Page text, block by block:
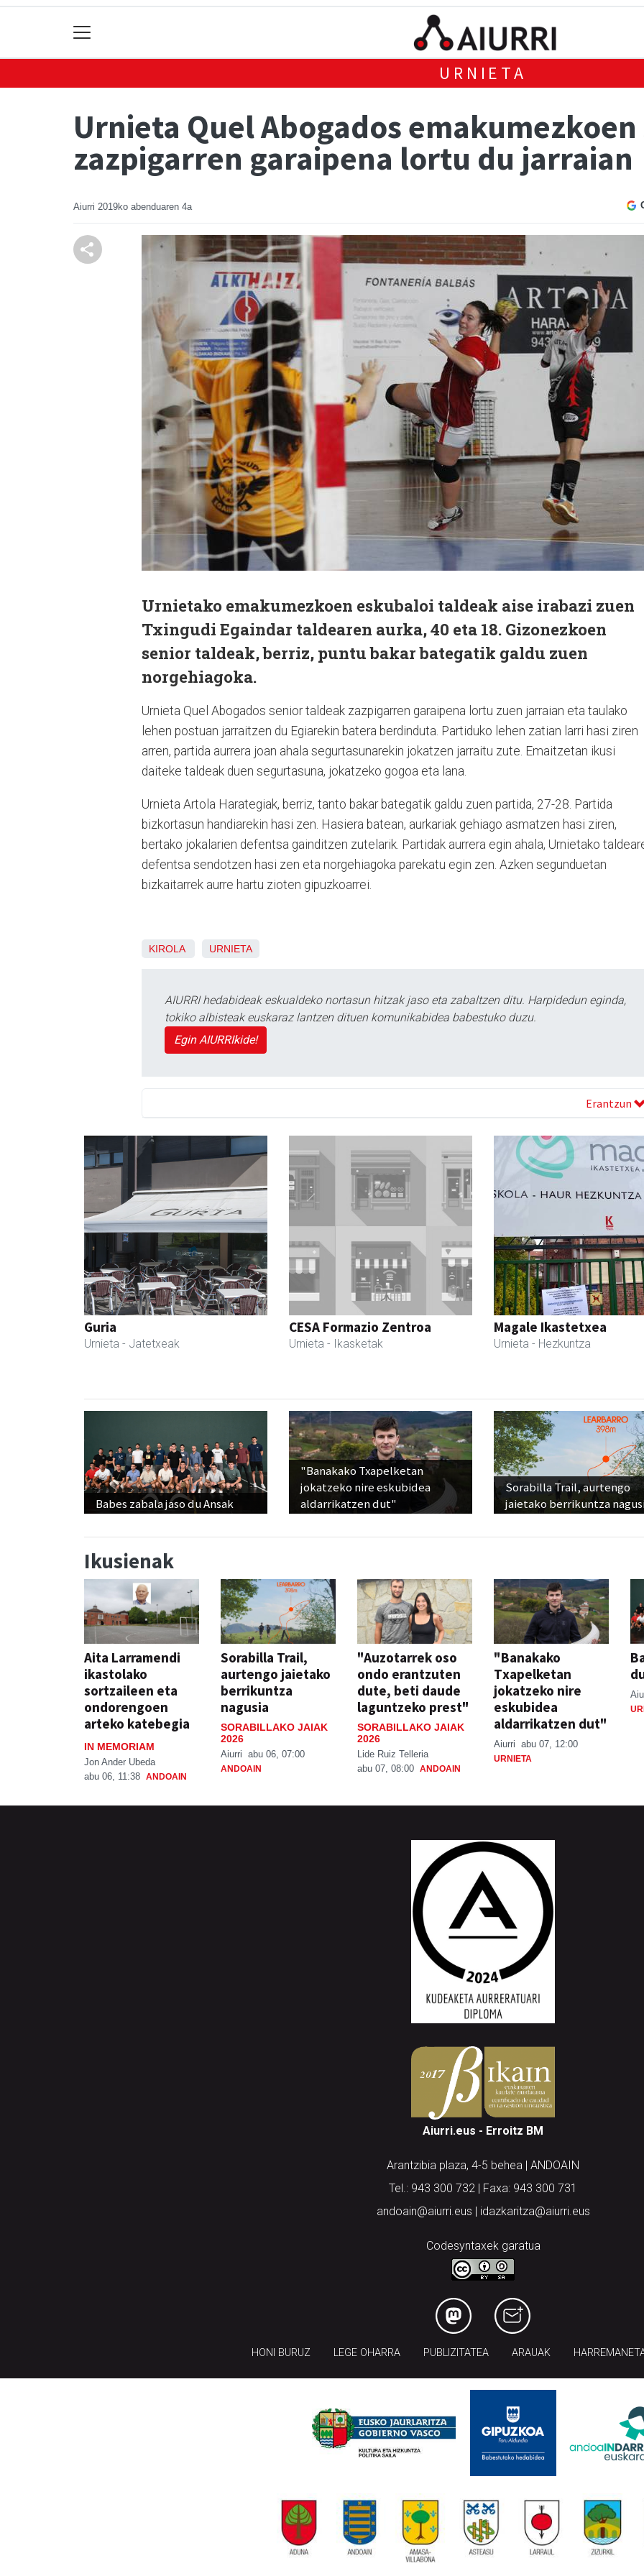
URNIETA
Urnieta Quel Abogados
zazpigarren garaipena lortu du jarraian
Aiurri 2019ko abenduaren 4a
Urnietako emakumezkoen eskubaloi taldeak aise irabazi zuen
Txingudi Egaindar taldearen aurka, 40 eta 18. Gizonezkoen
senior taldeak, berriz, puntu bakar bategatik galdu zuen
norgehiagoka.
Urnieta Quel Abogados senior taldeak zazpigarren garaipena lortu zuen jarraian eta taulako
lehen postuan jarraitzen du Egiarekin batera berdinduta. Partiduko lehen zatian larri hasi ziren
arren, partida aurrera joan ahala segurtasunarekin jokatzen jarraitu zute. Emaitzetan ikusi
daiteke taldeak duen segurtasuna, jokatzeko gogoa eta lana.
Urnieta Artola Harategiak, berriz, tanto bakar bategatik galdu zuen partida, 27-28. Partida
bizkortasun handiarekin hasi zen. Hasiera batean, aurkariak gehiago asmatzen hasi ziren,
bertako jokalarien defentsa gainditzen zutelarik. Partidak aurrera egin ahala, Urnietako
defentsa sendotzen hasi zen eta norgehiagoka parekatu egin zen. Azken segunduetan
bizkaitarrek aurre hartu zioten gipuzkoarrei.
KIROLA URNIETA
AIURRI hedabideak eskualdeko nortasun hitzak jaso eta zabaltzen ditu. Harpidedun eginda,
tokiko albisteak euskaraz lantzen dituen komunikabidea babestuko duzu.
Egin AIURRIkide!
Erantzun
Guria
Urnieta - Jatetxeak
CESA Formazio Zentroa
Urnieta - Ikasketak
Magale Ikastetxea
Urnieta - Hezkuntza
Babes zabala jaso du Ansak
"Banakako Txapelketan
jokatzeko nire eskubidea
aldarrikatzen dut"
Sorabilla Trail, aurtengo
jaietako berrikuntza
Ikusienak
Aita Larramendi
ikastolako
sortzaileen eta
ondorengoen
arteko katebegia
IN MEMORIAM
Jon Ander Ubeda
abu 06, 11:38 ANDOAIN
Sorabilla Trail,
aurtengo jaietako
berrikuntza
nagusia
SORABILLAKO JAIAK
2026
Aiurri abu 06, 07:00
ANDOAIN
"Auzotarrek oso
ondo erantzuten
dute, beti daude
laguntzeko prest"
SORABILLAKO JAIAK
2026
Lide Ruiz Telleria
abu 07, 08:00 ANDOAIN
"Banakako
Txapelketan
jokatzeko nire
eskubidea
aldarrikatzen dut"
Aiurri abu 07, 12:00
URNIETA
Aiurri.eus - Erroitz BM
Arantzibia plaza, 4-5 behea | ANDOAIN
Tel.: 943 300 732 | Faxa: 943 300 731
andoain@aiurri.eus | idazkaritza@aiurri.eus
Codesyntaxek garatua
HONI BURUZ LEGE OHARRA PUBLIZITATEA ARAUAK